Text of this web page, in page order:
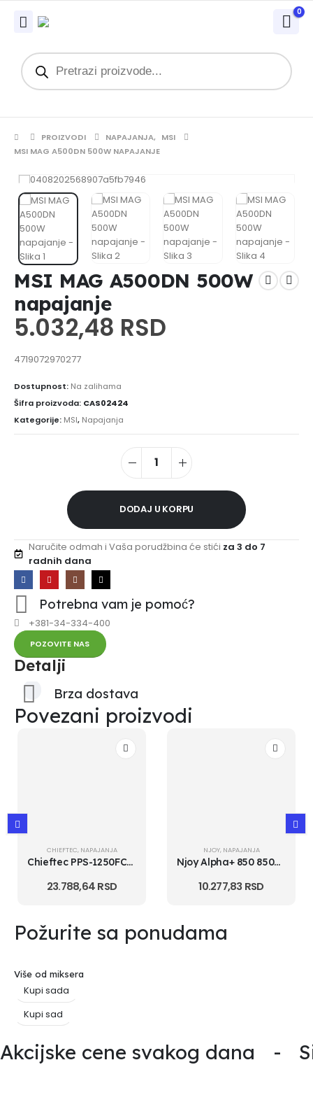
0
PROIZVODI NAPAJANJA, MSI
MSI MAG A500DN 500W NAPAJANJE
MSI MAG A500DN 500W
napajanje
5.032,48 RSD
4719072970277
Dostupnost: Na zalihama
Šifra proizvoda: CAS02424
Kategorije: MSI, Napajanja
DODAJ U KORPU
Naručite odmah i Vaša porudžbina će stići za 3 do 7
radnih dana
Potrebna vam je pomoć?
+381-34-334-400
POZOVITE NAS
Detalji
Brza dostava
Povezani proizvodi
CHIEFTEC, NAPAJANJA
Chieftec PPS-1250FC-A3 1250W POLARIS 3.0 80Plus Gold modularno napaja...
23.788,64RSD
NJOY, NAPAJANJA
Njoy Alpha+ 850 850W napajanje (PSAT6085A2MCVCZ01B)
10.277,83 RSD
Požurite sa ponudama
Više od miksera
Kupi sada
Kupi sad
Akcijske cene svakog dana -